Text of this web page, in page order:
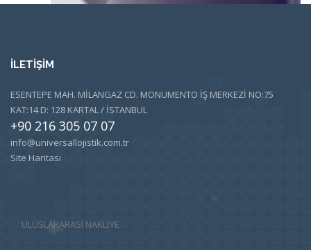
İLETİŞİM
ESENTEPE MAH. MİLANGAZ CD. MONUMENTO İŞ MERKEZİ NO:75
KAT:14 D: 128 KARTAL / İSTANBUL
+90 216 305 07 07
info@universallojistik.com.tr
Site Haritası
ULUSLARARASI NAKLİYE